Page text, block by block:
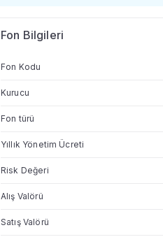
Fon Bilgileri
Fon Kodu
Kurucu
Fon türü
Yıllık Yönetim Ücreti
Risk Değeri
Alış Valörü
Satış Valörü